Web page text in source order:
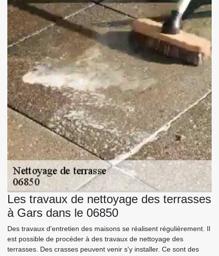
Les travaux de nettoyage des terrasses
à Gars dans le 06850
Des travaux d'entretien des maisons se réalisent régulièrement. Il
est possible de procéder à des travaux de nettoyage des
terrasses. Des crasses peuvent venir s'y installer. Ce sont des